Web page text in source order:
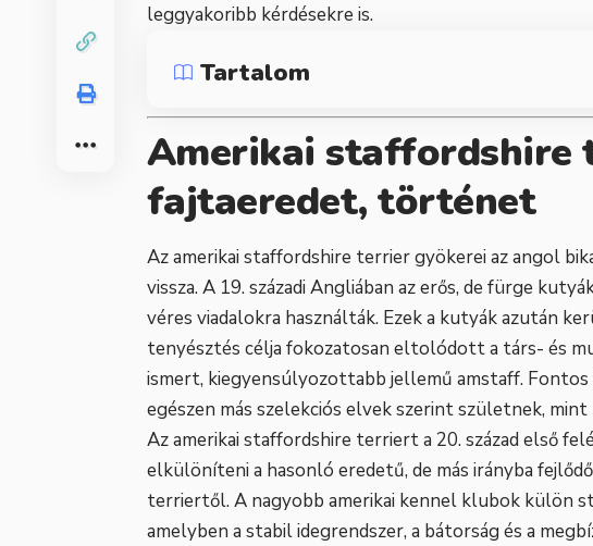
leggyakoribb kérdésekre is.
Tartalom
Amerikai staffordshire
fajtaeredet, történet
Az amerikai staffordshire terrier gyökerei az angol
vissza. A 19. századi Angliában az erős, de fürge
véres viadalokra használták. Ezek a kutyák azután
tenyésztés célja fokozatosan eltolódott a társ- és
ismert, kiegyensúlyozottabb jellemű amstaff. Fontos
egészen más szelekciós elvek szerint születnek, mint
Az amerikai staffordshire terriert a 20. század első
elkülöníteni a hasonló eredetű, de más irányba
terriertől. A nagyobb amerikai kennel klubok külön
amelyben a stabil idegrendszer, a bátorság és a